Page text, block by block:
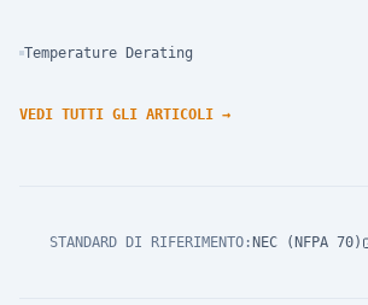
Temperature Derating
VEDI TUTTI GLI ARTICOLI →
STANDARD DI RIFERIMENTO: NEC (NFPA 70)